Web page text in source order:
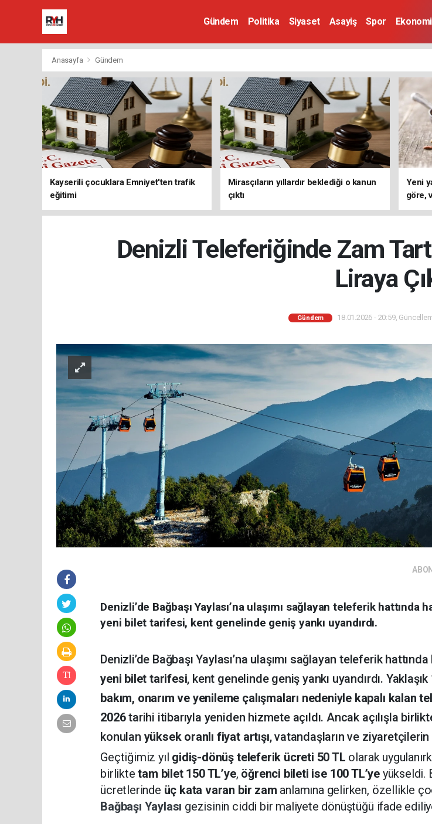
Gündem Politika Siyaset Asayiş Spor Ekonomi
Anasayfa Gündem
Kayserili çocuklara Emniyet'ten trafik
eğitimi
Mirasçıların yıllardır beklediği o kanun
çıktı
Yeni
göre,
kedi
Denizli Teleferiğinde Zam
Liraya
Gündem 18.01.2026 - 20:59,
Denizli’de Bağbaşı Yaylası’na ulaşımı sağlayan teleferik hattında
yeni bilet tarifesi, kent genelinde geniş yankı uyandırdı.
Denizli’de Bağbaşı Yaylası’na ulaşımı sağlayan teleferik
yeni bilet tarifesi, kent genelinde geniş yankı uyandırdı. Yaklaşık
bakım, onarım ve yenileme çalışmaları nedeniyle kapalı kalan
2026tarihi itibarıyla yeniden hizmete açıldı. Ancak açılışla
konulan yüksek oranlı fiyat artışı, vatandaşların ve
Geçtiğimiz yıl gidiş-dönüş teleferik ücreti 50 TL olarak
birliktetam bilet 150 TL’ye, öğrenci bileti ise 100 TL’yeyükseldi.
ücretlerinde üç kata varan bir zam anlamına gelirken, özellikle
Bağbaşı Yaylası gezisinin ciddi bir maliyete dönüştüğü ifade